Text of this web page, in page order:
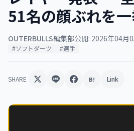
51名の顔ぶれを
OUTERBULLS編集部公開: 2026年04月
#ソフトダーツ #選手
SHARE B! Link